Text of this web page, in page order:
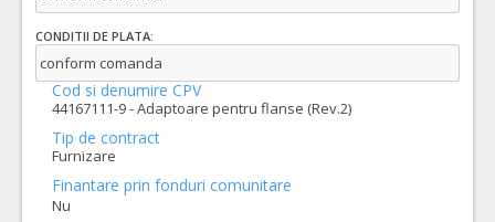
CONDITII DE PLATA:
conform comanda
Cod si denumire CPV
44167111-9 - Adaptoare pentru flanse (Rev.2)
Tip de contract
Furnizare
Finantare prin fonduri comunitare
Nu